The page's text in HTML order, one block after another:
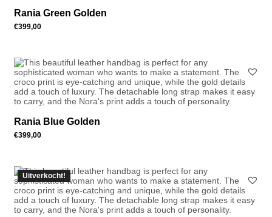
Rania Green Golden
€399,00
Rania Blue Golden
€399,00
Uitverkocht!